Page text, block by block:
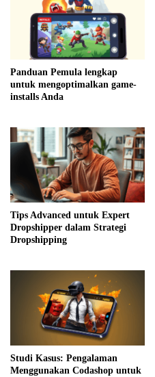
Panduan Pemula lengkap
untuk mengoptimalkan game-
installs Anda
Tips Advanced untuk Expert
Dropshipper dalam Strategi
Dropshipping
Studi Kasus: Pengalaman
Menggunakan Codashop untuk